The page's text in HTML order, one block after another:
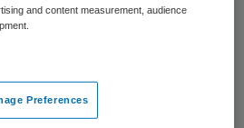
and content measurement, audience
Preferences